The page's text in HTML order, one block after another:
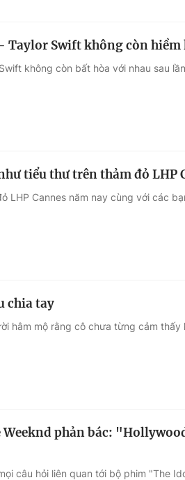
Taylor Swift không còn
không còn bất hòa với nhau sau
tiểu thư trên thảm đỏ LHP
LHP Cannes năm nay cùng với các
chia tay
hâm mộ rằng cô chưa từng cảm thấy
Weeknd phản bác:
câu hỏi liên quan tới bộ phim "The